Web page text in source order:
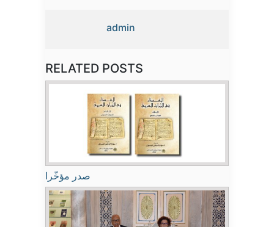
admin
RELATED POSTS
صدر مؤخّرا